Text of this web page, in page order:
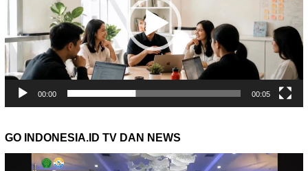
00:00 00:05
GO INDONESIA.ID TV DAN NEWS
Pemutar